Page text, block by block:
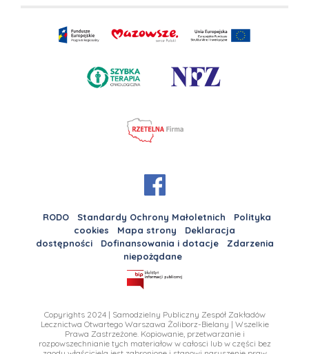
RODO Standardy Ochrony Małoletnich
Polityka
cookies
Mapa strony
Deklaracja
dostępności
Dofinansowania i dotacje
Zdarzenia
niepożądane
Copyrights 2024 | Samodzielny Publiczny Zespół Zakładów
Lecznictwa Otwartego Warszawa Żoliborz-Bielany | Wszelkie
Prawa Zastrzeżone. Kopiowanie, przetwarzanie i
rozpowszechnianie tych materiałow w całosci lub w części bez